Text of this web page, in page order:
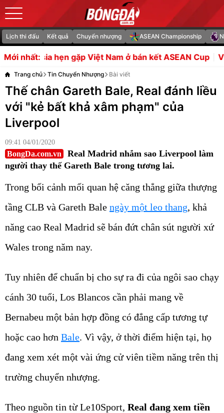
Lịch thi đấu Kết quả Chuyển nhượng ASEAN Championship
Mới nhất:
Việt Nam ở bán kết ASEAN Cup Việc gia hạn Vinicius
Trang chủ Tin Chuyển Nhượng Bài viết
Thế chân Gareth Bale, Real đánh liều
với "kẻ bất khả xâm phạm" của
Liverpool
09:41 04/01/2020
BongDa.com.vn
Real Madrid nhắm sao Liverpool làm
người thay thế Gareth Bale trong tương lai.
Trong bối cảnh mối quan hệ căng thẳng giữa thượng
tầng CLB và Gareth Bale ngày một leo thang, khả
năng cao Real Madrid sẽ bán đứt chân sút người xứ
Wales trong năm nay.
Tuy nhiên để chuẩn bị cho sự ra đi của ngôi sao chạy
cánh 30 tuổi, Los Blancos cần phải mang về
Bernabeu một bản hợp đồng có đẳng cấp tương tự
hoặc cao hơn Bale. Vì vậy, ở thời điểm hiện tại, họ
đang xem xét một vài ứng cử viên tiềm năng trên thị
trường chuyển nhượng.
Theo nguồn tin từ Le10Sport, Real đang xem tiền